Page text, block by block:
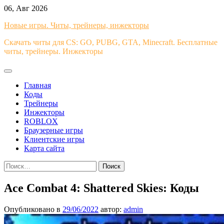
Перейти
содержимому
06, Авг 2026
Новые игры. Читы, трейнеры, инжекторы
Скачать читы для CS: GO, PUBG, GTA, Minecraft. Бесплатные
читы, трейнеры. Инжекторы
Главная
Коды
Трейнеры
Инжекторы
ROBLOX
Браузерные игры
Клиентские игры
Карта сайта
Найти:
Ace Combat 4: Shattered Skies: Коды
Опубликовано в 29/06/2022 автор: admin